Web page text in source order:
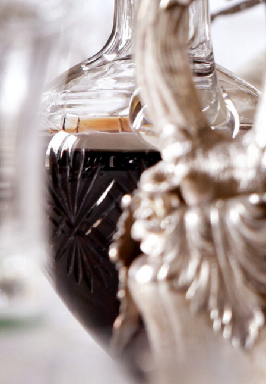
1964 Ch
Labegorce Zede
Logga in för att se priset
Art.nr: 20447-01
Information
Producent Ch Labegorce Zede
Årgång 1964
Land Frankrike
Område Margaux
Färg Rött
75cl
–